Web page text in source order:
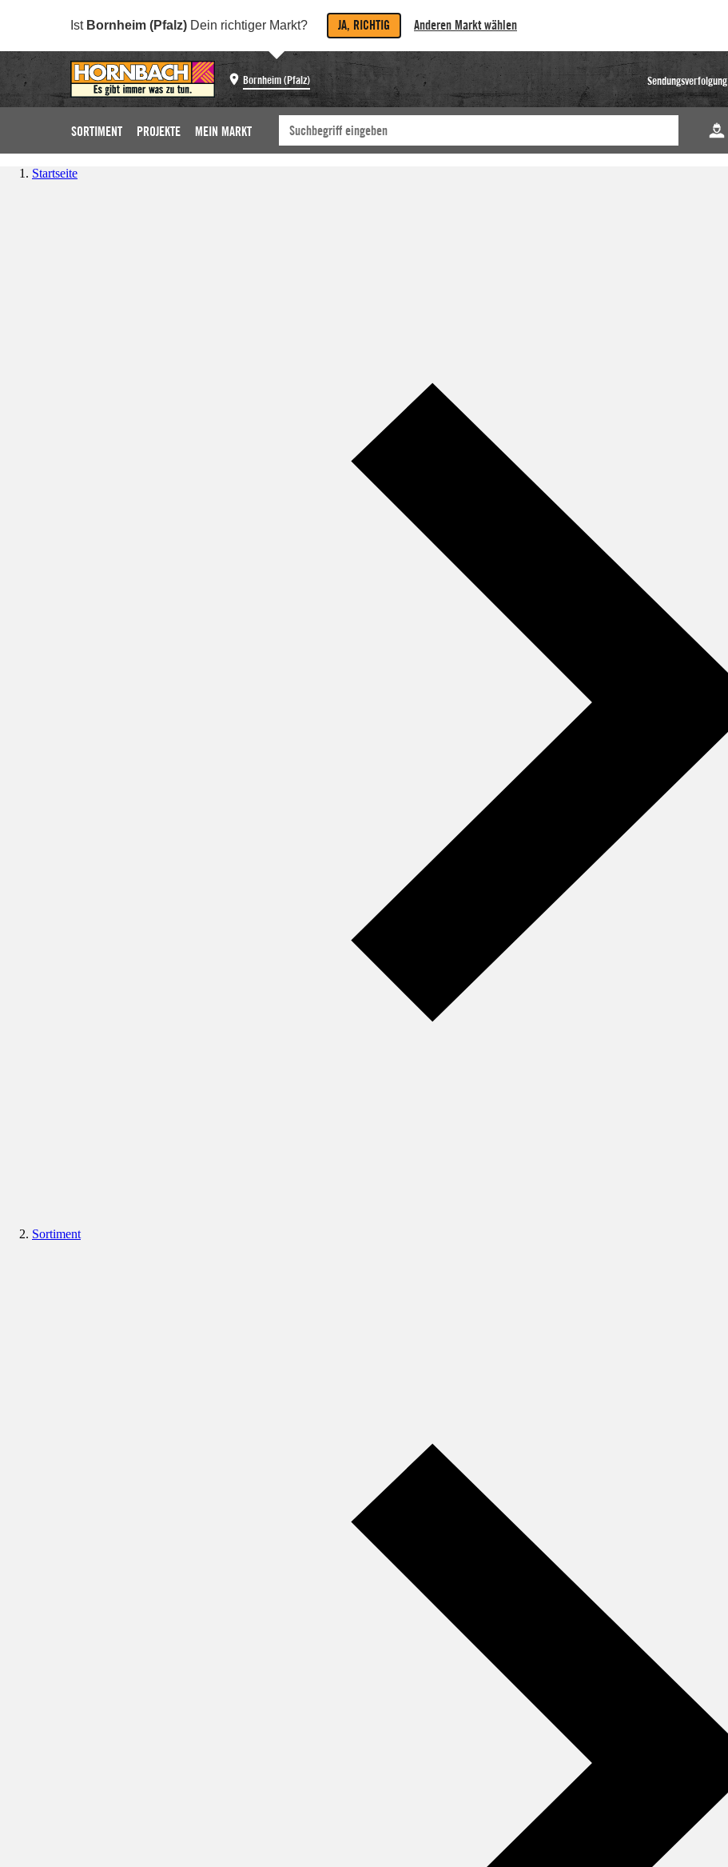
Ist Bornheim (Pfalz) Dein richtiger Markt? JA, RICHTIG Anderen Markt wählen
Bornheim (Pfalz) Sendungsverfolgung
SORTIMENT PROJEKTE MEIN MARKT
Startseite
Sortiment